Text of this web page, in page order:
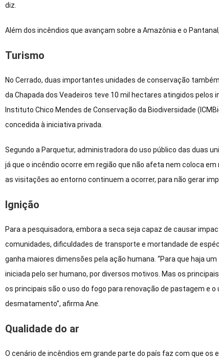
diz.
Além dos incêndios que avançam sobre a Amazônia e o
Turismo
No Cerrado, duas importantes unidades de conservação
da Chapada dos Veadeiros teve 10 mil hectares atingidos pelos
Instituto Chico Mendes de Conservação da Biodiversidade
concedida à iniciativa privada.
Segundo a Parquetur, administradora do uso público das duas
já que o incêndio ocorre em região que não afeta nem coloca
as visitações ao entorno continuem a ocorrer, para não gerar
Ignição
Para a pesquisadora, embora a seca seja capaz de causar
comunidades, dificuldades de transporte e mortandade de
ganha maiores dimensões pela ação humana. “Para que haja
iniciada pelo ser humano, por diversos motivos. Mas os
os principais são o uso do fogo para renovação de pastagem e
desmatamento”, afirma Ane.
Qualidade do ar
O cenário de incêndios em grande parte do país faz com que